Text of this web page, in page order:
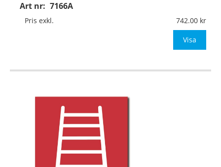
Art nr: 7166A
Material:Plan aluminium, 0,7mm (väggmontage)
Mått:148x148mm (eller annat mått upp till 0,03m²)
Pris exkl. 742.00
Visa